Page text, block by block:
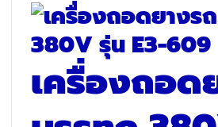
เครื่องถอด